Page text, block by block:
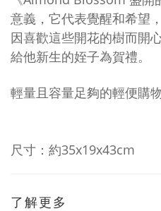
意義，它代表覺醒和希望，
因喜歡這些開花的樹而開
給他新生的姪子為賀禮。
輕量且容量足夠的輕便購
尺寸：約35x19x43cm
了解更多